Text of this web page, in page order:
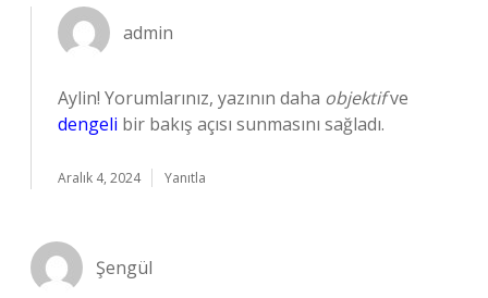
admin
Aylin! Yorumlarınız, yazının daha objektifve
dengeli bir bakış açısı sunmasını sağladı.
Aralık 4, 2024 Yanıtla
Şengül